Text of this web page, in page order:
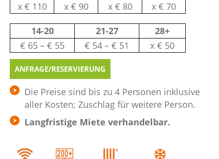
х € 110 х € 90 х € 80 х € 70
14-20 21-27 28+
€ 65 – € 55 € 54 – € 51 х € 50
ANFRAGE/RESERVIERUNG
Die Preise sind bis zu 4 Personen inklusive
aller Kosten; Zuschlag für weitere Person.
Langfristige Miete verhandelbar.